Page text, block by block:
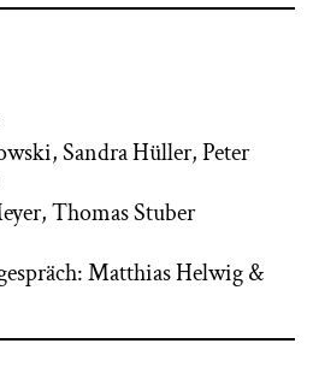
Sandra Hüller, Peter
Thomas Stuber
Matthias Helwig &